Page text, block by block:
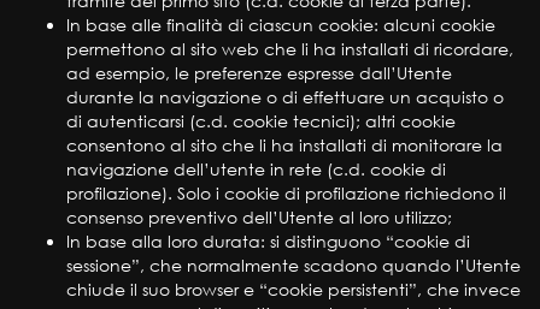
In base alle finalità di ciascun cookie: alcuni cookie
permettono al sito web che li ha installati di ricordare,
ad esempio, le preferenze espresse dall’Utente
durante la navigazione o di effettuare un acquisto o
di autenticarsi (c.d. cookie tecnici); altri cookie
consentono al sito che li ha installati di monitorare la
navigazione dell’utente in rete (c.d. cookie di
profilazione). Solo i cookie di profilazione richiedono il
consenso preventivo dell’Utente al loro utilizzo;
In base alla loro durata: si distinguono “cookie di
sessione”, che normalmente scadono quando l’Utente
chiude il suo browser e “cookie persistenti”, che invece